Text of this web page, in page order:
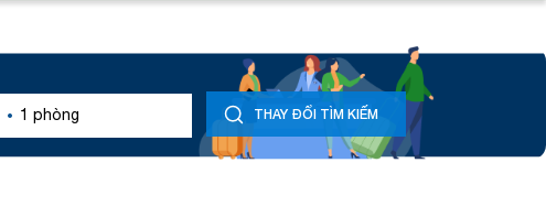
· 1 phòng THAY ĐỔI TÌM KIẾM